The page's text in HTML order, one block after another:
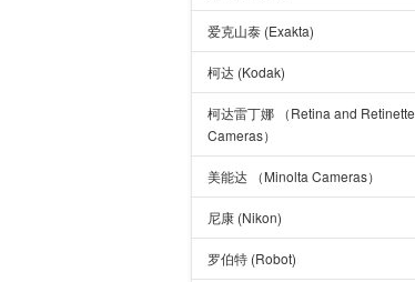
爱克山泰 (Exakta)
柯达 (Kodak)
柯达雷丁娜 （Retina and Retinette
Cameras）
美能达 （Minolta Cameras）
尼康 (Nikon)
罗伯特 (Robot)